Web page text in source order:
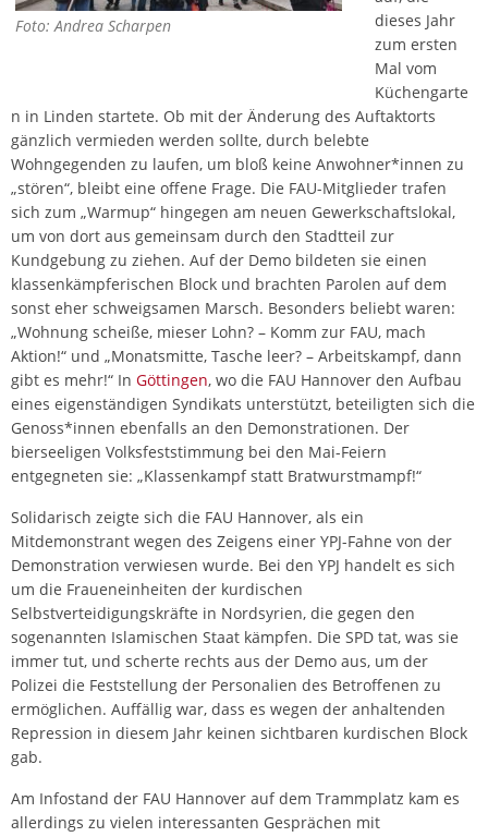
Foto: Andrea Scharpen
dieses Jahr
zum ersten
Mal vom
Küchengarte
n in Linden startete. Ob mit der Änderung des Auftaktorts
gänzlich vermieden werden sollte, durch belebte
Wohngegenden zu laufen, um bloß keine Anwohner*innen zu
„stören“, bleibt eine offene Frage. Die FAU-Mitglieder trafen
sich zum „Warmup“ hingegen am neuen Gewerkschaftslokal,
um von dort aus gemeinsam durch den Stadtteil zur
Kundgebung zu ziehen. Auf der Demo bildeten sie einen
klassenkämpferischen Block und brachten Parolen auf dem
sonst eher schweigsamen Marsch. Besonders beliebt waren:
„Wohnung scheiße, mieser Lohn? – Komm zur FAU, mach
Aktion!“ und „Monatsmitte, Tasche leer? – Arbeitskampf, dann
gibt es mehr!“ In Göttingen, wo die FAU Hannover den Aufbau
eines eigenständigen Syndikats unterstützt, beteiligten sich die
Genoss*innen ebenfalls an den Demonstrationen. Der
bierseeligen Volksfeststimmung bei den Mai-Feiern
entgegneten sie: „Klassenkampf statt Bratwurstmampf!“
Solidarisch zeigte sich die FAU Hannover, als ein
Mitdemonstrant wegen des Zeigens einer YPJ-Fahne von der
Demonstration verwiesen wurde. Bei den YPJ handelt es sich
um die Fraueneinheiten der kurdischen
Selbstverteidigungskräfte in Nordsyrien, die gegen den
sogenannten Islamischen Staat kämpfen. Die SPD tat, was sie
immer tut, und scherte rechts aus der Demo aus, um der
Polizei die Feststellung der Personalien des Betroffenen zu
ermöglichen. Auffällig war, dass es wegen der anhaltenden
Repression in diesem Jahr keinen sichtbaren kurdischen Block
gab.
Am Infostand der FAU Hannover auf dem Trammplatz kam es
allerdings zu vielen interessanten Gesprächen mit